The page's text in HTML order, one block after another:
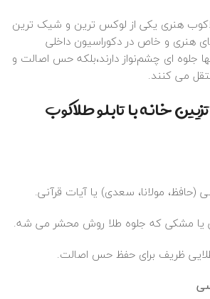
هنری یکی از لوکس‌ ترین و شیک‌ ترین
هنری و خاص در دکوراسیون داخلی
جلوه‌ ای چشم‌نواز دارند،بلکه حس اصالت و
می‌ کنند.
خانه با تابلو طلاکوب
(حافظ، مولانا، سعدی) یا آیات قرآنی.
یا مشکی که جلوه طلا روش محشر می‌ شه.
ظریف برای حفظ حس اصالت.